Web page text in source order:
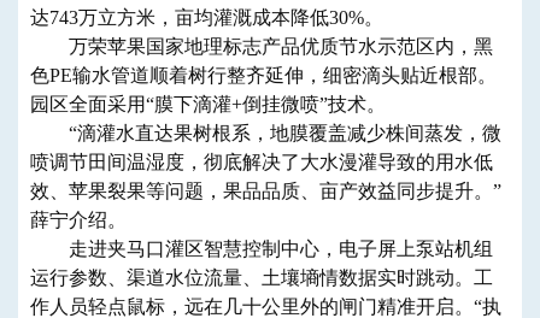
达743万立方米，亩均灌溉成本降低30%。
万荣苹果国家地理标志产品优质节水示范区内，黑
色PE输水管道顺着树行整齐延伸，细密滴头贴近根部。
园区全面采用“膜下滴灌+倒挂微喷”技术。
“滴灌水直达果树根系，地膜覆盖减少株间蒸发，微
喷调节田间温湿度，彻底解决了大水漫灌导致的用水低
效、苹果裂果等问题，果品品质、亩产效益同步提升。”
薛宁介绍。
走进夹马口灌区智慧控制中心，电子屏上泵站机组
运行参数、渠道水位流量、土壤墒情数据实时跳动。工
作人员轻点鼠标，远在几十公里外的闸门精准开启。“执